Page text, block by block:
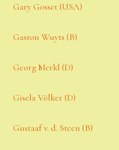
Gary Gosset (USA)
Gaston Wuyts (B)
Georg Merkl (D)
Gisela Völker (D)
Gustaaf v. d. Steen (B)